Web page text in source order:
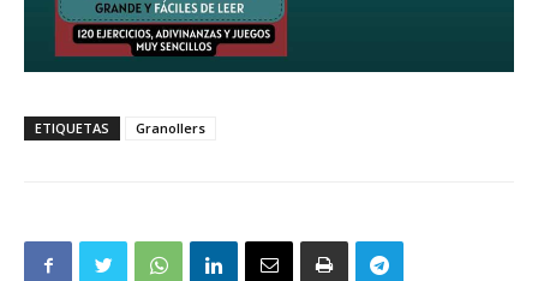
ETIQUETAS Granollers